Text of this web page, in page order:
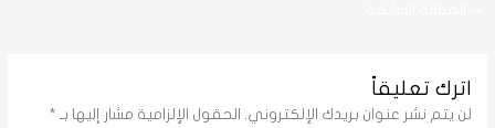
اترك تعليقاً
لن يتم نشر عنوان بريدك الإلكتروني. الحقول الإلزامية مشار إليها بـ *